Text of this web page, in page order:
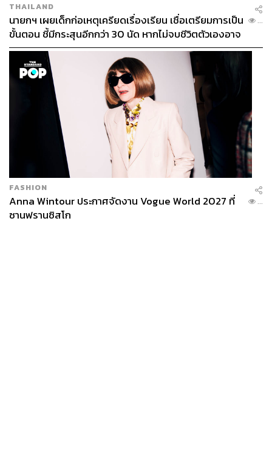
THAILAND
นายกฯ เผยเด็กก่อเหตุเครียดเรื่องเรียน เชื่อเตรียมการเป็น
ขั้นตอน ชี้มีกระสุนอีกกว่า 30 นัด หากไม่จบชีวิตตัวเองอาจ
สูญเสียเพิ่ม
...
FASHION
Anna Wintour ประกาศจัดงาน Vogue World 2027 ที่
ซานฟรานซิสโก
...